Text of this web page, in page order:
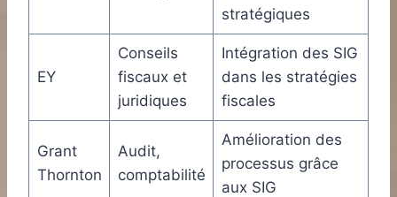
stratégiques
EY
Conseils
fiscaux et
juridiques
Intégration des SIG
dans les stratégies
fiscales
Grant
Thornton
Audit,
comptabilité
Amélioration des
processus grâce
aux SIG